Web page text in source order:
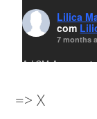
Lilica
com
7 months
A LCM
amigos que
=> X